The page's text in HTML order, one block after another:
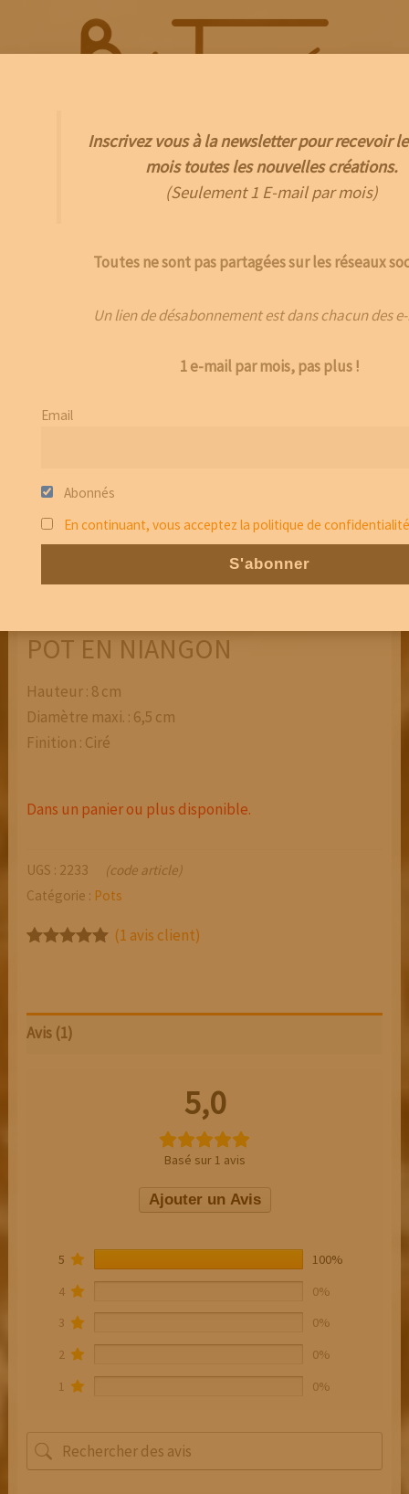
POT EN NIANGON
Hauteur : 8 cm
Diamètre maxi. : 6,5 cm
Finition : Ciré
Dans un panier ou plus disponible.
UGS : 2233
(code article)
Catégorie : Pots
client
(1 avis client)
Avis (1)
5,0
Basé sur 1 avis
Ajouter un Avis
5
100%
4
0%
3
0%
2
0%
1
0%
Inscrivez vous à la newsletter pour recevoir
mois toutes les nouvelles créations.
(Seulement 1 E-mail par mois)
Toutes ne sont pas partagées sur les réseaux
Un lien de désabonnement est dans chacun des
1 e-mail par mois, pas plus !
Email
Abonnés
En continuant, vous acceptez la politique de confidentialité